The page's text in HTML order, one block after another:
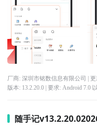
厂商: 深圳市铭数信息有限公司 |
版本: 13.2.20.0| 要求: Android 7.0
随手记